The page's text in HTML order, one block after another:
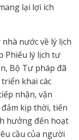
lại lợi ích
nước về lý lịch
Phiếu lý lịch tư
Bộ Tư pháp đã
khai các
nhận, vận
kịp thời, tiến
hưởng đến hoạt
cầu của người